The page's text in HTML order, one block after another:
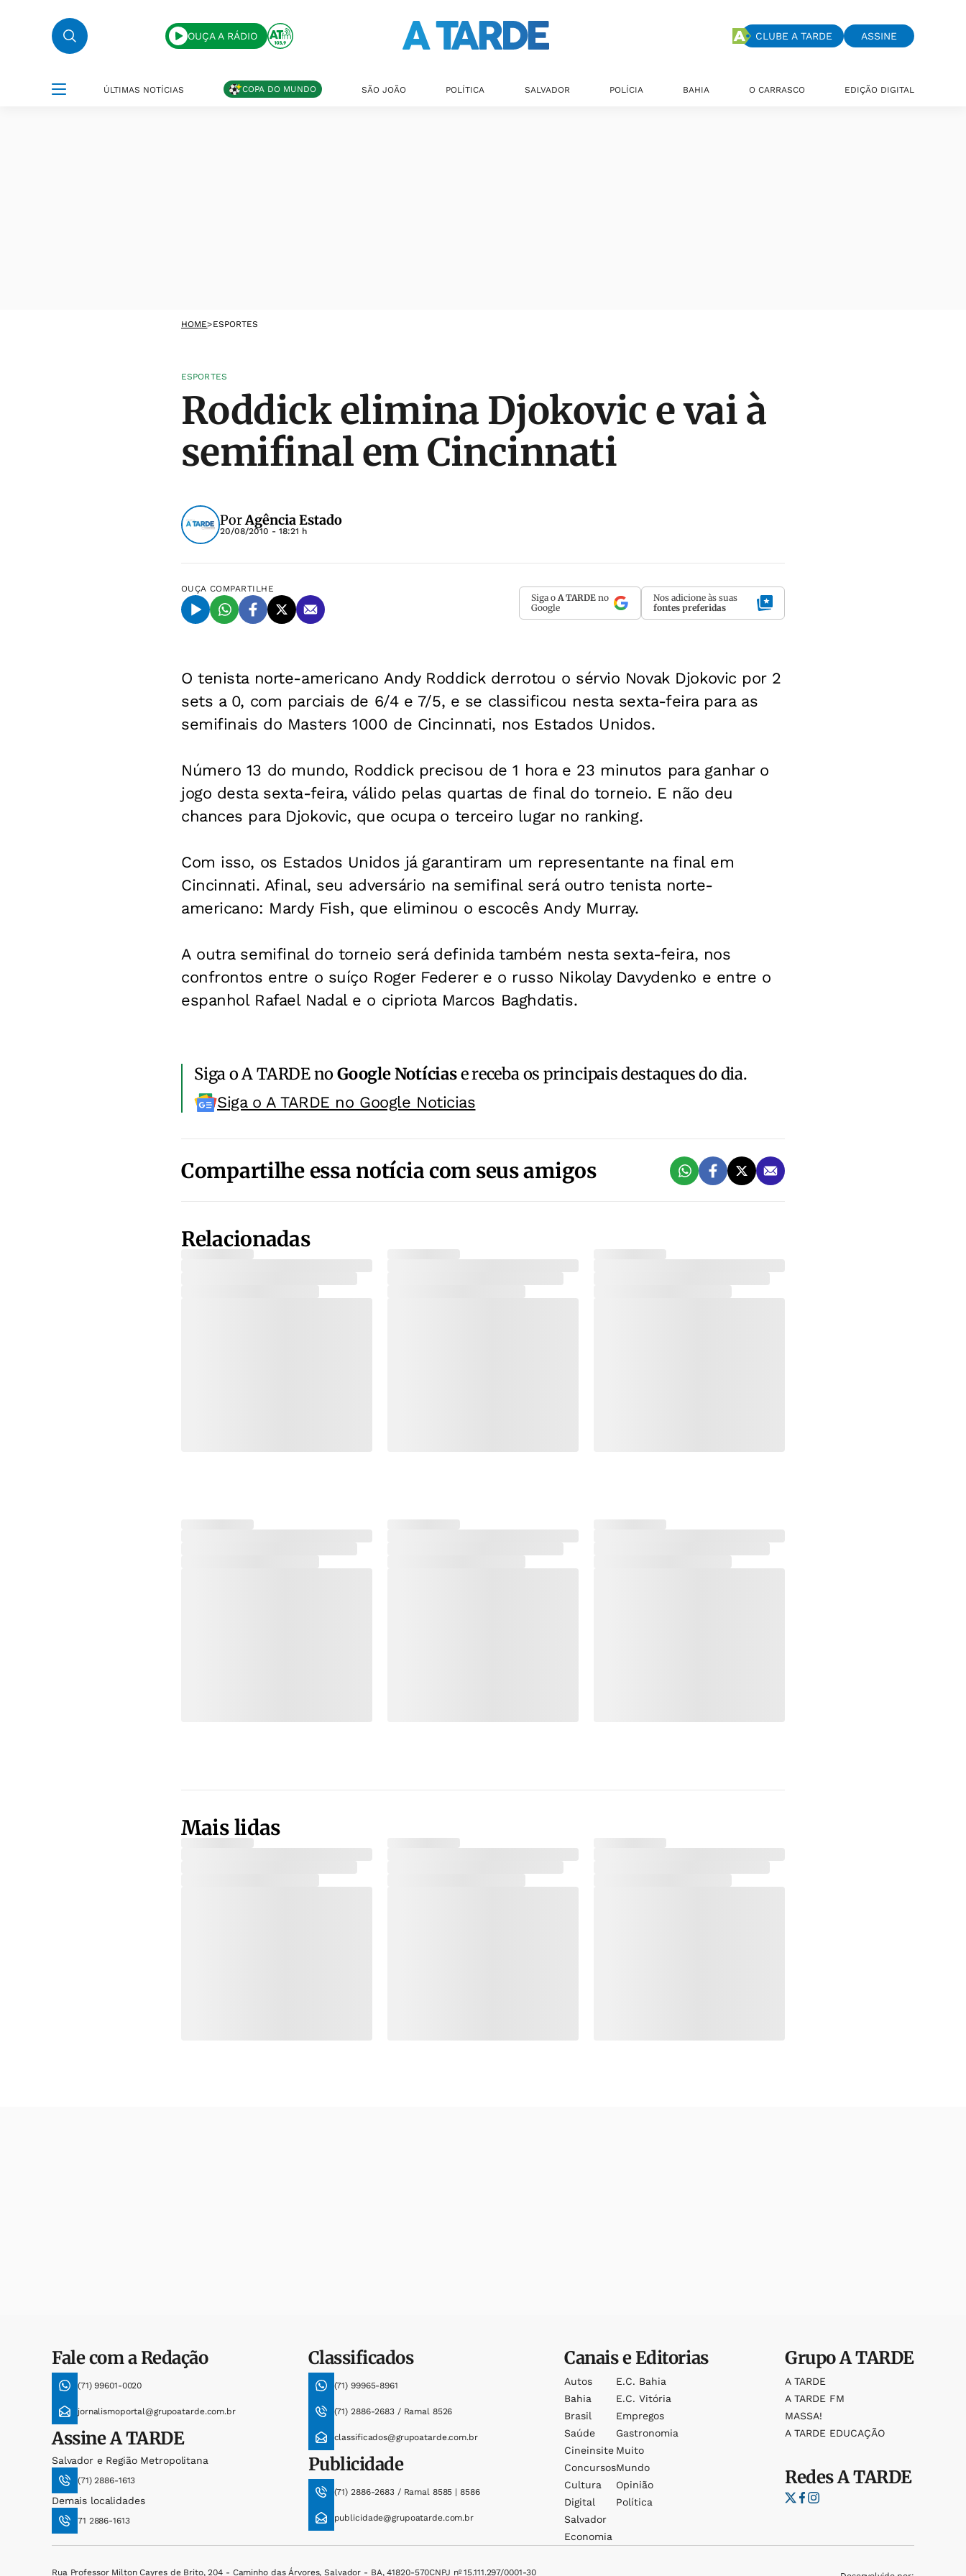
OUÇA A RÁDIO CLUBE A TARDE ASSINE
ÚLTIMAS NOTÍCIAS COPA DO MUNDO SÃO JOÃO POLÍTICA SALVADOR POLÍCIA BAHIA O CARRASCO EDIÇÃO DIGITAL
HOME>ESPORTES
ESPORTES
Roddick elimina Djokovic e vai à
semifinal em Cincinnati
PorAgência Estado
20/08/2010 - 18:21 h
OUÇA COMPARTILHE
Siga o A TARDE no
Google
Nos adicione às suas
fontes preferidas
O tenista norte-americano Andy Roddick derrotou o sérvio Novak Djokovic por 2
sets a 0, com parciais de 6/4 e 7/5, e se classificou nesta sexta-feira para as
semifinais do Masters 1000 de Cincinnati, nos Estados Unidos.
Número 13 do mundo, Roddick precisou de 1 hora e 23 minutos para ganhar o
jogo desta sexta-feira, válido pelas quartas de final do torneio. E não deu
chances para Djokovic, que ocupa o terceiro lugar no ranking.
Com isso, os Estados Unidos já garantiram um representante na final em
Cincinnati. Afinal, seu adversário na semifinal será outro tenista norte-
americano: Mardy Fish, que eliminou o escocês Andy Murray.
A outra semifinal do torneio será definida também nesta sexta-feira, nos
confrontos entre o suíço Roger Federer e o russo Nikolay Davydenko e entre o
espanhol Rafael Nadal e o cipriota Marcos Baghdatis.
Siga o A TARDE noGoogle Notíciase receba os principais destaques do dia.
Siga o A TARDE no Google Noticias
Compartilhe essa notícia com seus amigos
Relacionadas
Mais lidas
Fale com a Redação
(71) 99601-0020
jornalismoportal@grupoatarde.com.br
AssineA TARDE
Salvador e Região Metropolitana
(71) 2886-1613
Demais localidades
71 2886-1613
Classificados
(71) 99965-8961
(71) 2886-2683 / Ramal 8526
classificados@grupoatarde.com.br
Publicidade
(71) 2886-2683 / Ramal 8585 | 8586
publicidade@grupoatarde.com.br
Canais e Editorias
Autos
Bahia
Brasil
Saúde
Cineinsite
Concursos
Cultura
Digital
Salvador
Economia
E.c. Bahia
E.c. Vitória
Empregos
Gastronomia
Muito
Mundo
Opinião
Política
GrupoA TARDE
A TARDE
A TARDE FM
MASSA!
A TARDE EDUCAÇÃO
RedesA TARDE
Rua Professor Milton Cayres de Brito, 204 - Caminho das Árvores, Salvador - BA, 41820-570CNPJ nº 15.111.297/0001-30